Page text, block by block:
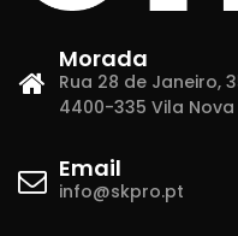
Morada
Rua 28 de Janeiro,
4400-335 Vila
Email
info@skpro.pt